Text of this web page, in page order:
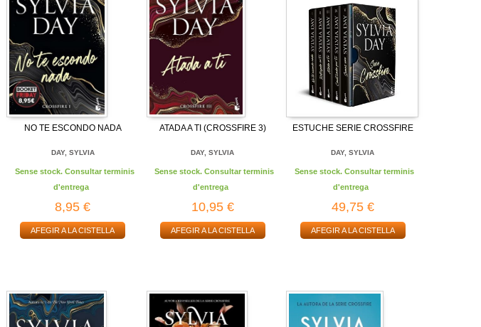
NO TE ESCONDO NADA
DAY, SYLVIA
Sense stock. Consultar terminis
d'entrega
8,95 €
AFEGIR A LA CISTELLA
ATADA A TI (CROSSFIRE 3)
DAY, SYLVIA
Sense stock. Consultar terminis
d'entrega
10,95 €
AFEGIR A LA CISTELLA
ESTUCHE SERIE CROSSFIRE
DAY, SYLVIA
Sense stock. Consultar terminis
d'entrega
49,75 €
AFEGIR A LA CISTELLA